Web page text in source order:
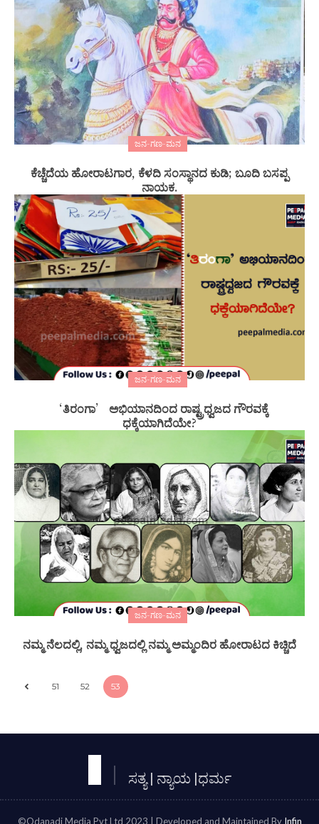
ಜನ-ಗಣ-ಮನ
ಕೆಚ್ಚೆದೆಯ ಹೋರಾಟಗಾರ, ಕೆಳದಿ ಸಂಸ್ಥಾನದ ಕುಡಿ; ಬೂದಿ ಬಸಪ್ಪ
ನಾಯಕ.
ಜನ-ಗಣ-ಮನ
‘ತಿರಂಗಾ’ ಅಭಿಯಾನದಿಂದ ರಾಷ್ಟ್ರಧ್ವಜದ ಗೌರವಕ್ಕೆ
ಧಕ್ಕೆಯಾಗಿದೆಯೇ?
ಜನ-ಗಣ-ಮನ
ನಮ್ಮ ನೆಲದಲ್ಲಿ, ನಮ್ಮ ಧ್ವಜದಲ್ಲಿ ನಮ್ಮ ಅಮ್ಮಂದಿರ ಹೋರಾಟದ ಕಿಚ್ಚಿದೆ
51 52 53
ಸತ್ಯ | ನ್ಯಾಯ |ಧರ್ಮ
©Odanadi Media Pvt Ltd 2023 | Developed and Maintained By Infin